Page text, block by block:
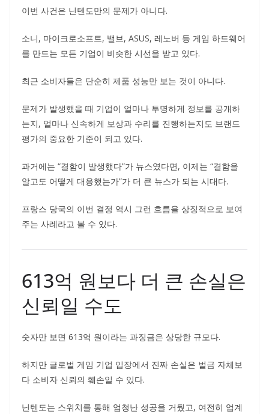
이번 사건은 닌텐도만의 문제가 아니다.
소니, 마이크로소프트, 밸브, ASUS, 레노버 등 게임 하드웨어
를 만드는 모든 기업이 비슷한 시선을 받고 있다.
최근 소비자들은 단순히 제품 성능만 보는 것이 아니다.
문제가 발생했을 때 기업이 얼마나 투명하게 정보를 공개하
는지, 얼마나 신속하게 보상과 수리를 진행하는지도 브랜드
평가의 중요한 기준이 되고 있다.
과거에는 “결함이 발생했다”가 뉴스였다면, 이제는 “결함을
알고도 어떻게 대응했는가”가 더 큰 뉴스가 되는 시대다.
프랑스 당국의 이번 결정 역시 그런 흐름을 상징적으로 보여
주는 사례라고 볼 수 있다.
613억 원보다 더 큰 손실은
신뢰일 수도
숫자만 보면 613억 원이라는 과징금은 상당한 규모다.
하지만 글로벌 게임 기업 입장에서 진짜 손실은 벌금 자체보
다 소비자 신뢰의 훼손일 수 있다.
닌텐도는 스위치를 통해 엄청난 성공을 거뒀고, 여전히 업계